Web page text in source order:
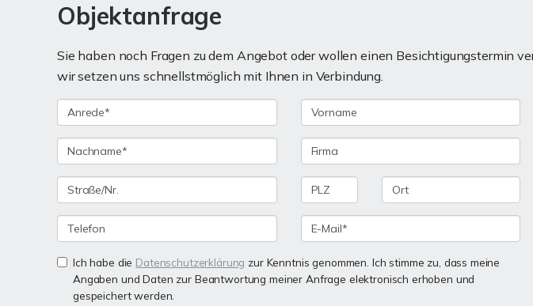
Objektanfrage
Sie haben noch Fragen zu dem Angebot oder wollen einen Besichtigungstermin
wir setzen uns schnellstmöglich mit Ihnen in Verbindung.
Ich habe die Datenschutzerklärung zur Kenntnis genommen. Ich stimme zu, dass meine
Angaben und Daten zur Beantwortung meiner Anfrage elektronisch erhoben und
gespeichert werden.